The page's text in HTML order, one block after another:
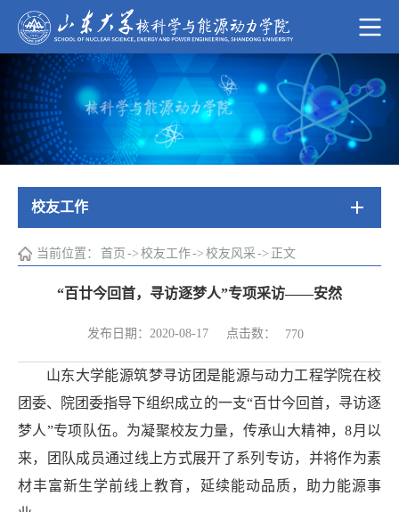
校友工作
当前位置： 首页 -> 校友工作-> 校友风采 -> 正文
“百廿今回首，寻访逐梦人”专项采访——安然
发布日期：2020-08-17 点击数： 770
山东大学能源筑梦寻访团是能源与动力工程学院在校
团委、院团委指导下组织成立的一支“百廿今回首，寻访逐
梦人”专项队伍。为凝聚校友力量，传承山大精神，8月以
来，团队成员通过线上方式展开了系列专访，并将作为素
材丰富新生学前线上教育，延续能动品质，助力能源事